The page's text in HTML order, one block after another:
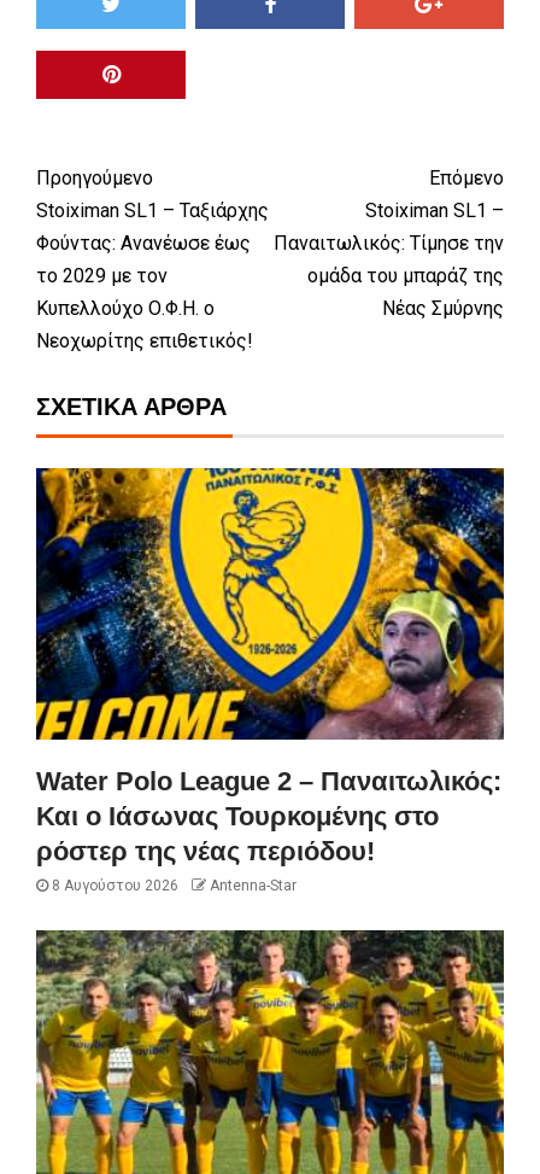
Προηγούμενο
Stoiximan SL1 – Ταξιάρχης
Φούντας: Ανανέωσε έως
το 2029 με τον
Κυπελλούχο Ο.Φ.Η. ο
Νεοχωρίτης επιθετικός!
Επόμενο
Stoiximan SL1 –
Παναιτωλικός: Τίμησε την
ομάδα του μπαράζ της
Νέας Σμύρνης
ΣΧΕΤΙΚΆ ΆΡΘΡΑ
Water Polo League 2 – Παναιτωλικός:
Και ο Ιάσωνας Τουρκομένης στο
ρόστερ της νέας περιόδου!
8 Αυγούστου 2026 Antenna-Star